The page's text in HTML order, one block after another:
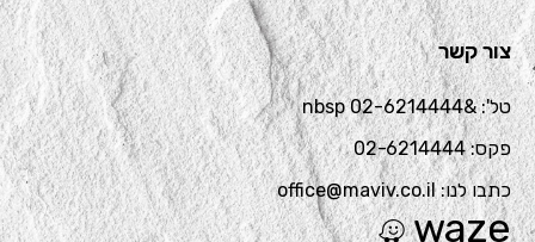
צור קשר
טל': &nbsp 02-6214444
פקס: 02-6214444
כתבו לנו: office@maviv.co.il
waze